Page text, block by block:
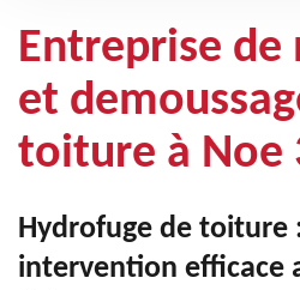
Entreprise de
et
toiture à Noe
Hydrofuge de toiture
intervention efficace